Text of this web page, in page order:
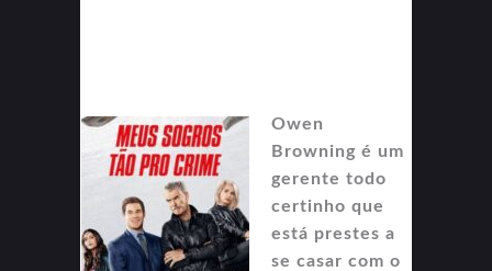
Owen
Browning é um
gerente todo
certinho que
está prestes a
se casar com o